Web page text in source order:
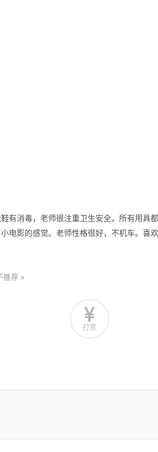
有消毒，老师很注重卫生安全，所有用具
电影的感觉。老师性格很好，不机车。喜
推荐 >
打赏